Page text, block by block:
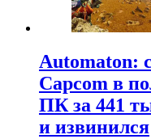
Automaton:
Capcom в
ПК за 441
и извинился